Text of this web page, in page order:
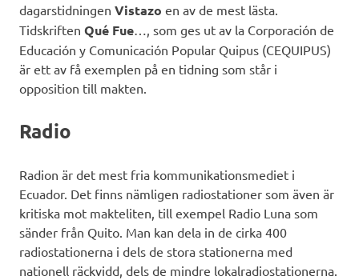
dagarstidningen Vistazo en av de mest lästa.
Tidskriften Qué Fue…, som ges ut av la Corporación de
Educación y Comunicación Popular Quipus (CEQUIPUS)
är ett av få exemplen på en tidning som står i
opposition till makten.
Radio
Radion är det mest fria kommunikationsmediet i
Ecuador. Det finns nämligen radiostationer som även är
kritiska mot makteliten, till exempel Radio Luna som
sänder från Quito. Man kan dela in de cirka 400
radiostationerna i dels de stora stationerna med
nationell räckvidd, dels de mindre lokalradiostationerna.